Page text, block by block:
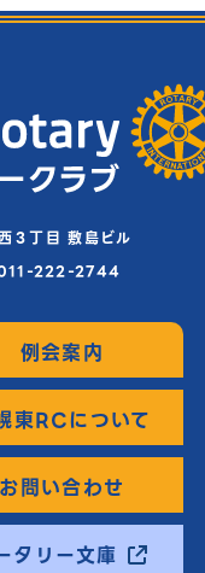
丁目 敷島ビル
222-2744
例会案内
東RCについて
お問い合わせ
タリー文庫